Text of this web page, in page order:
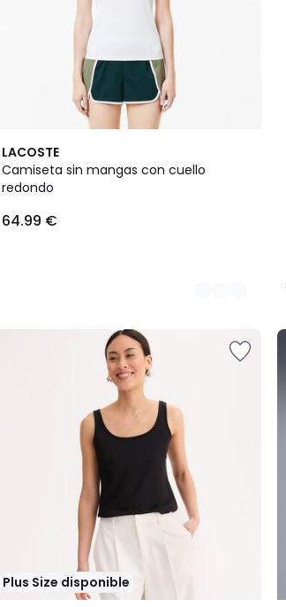
LACOSTE
Camiseta sin mangas con cuello
redondo
64.99 €
2
Colores
Plus Size disponible